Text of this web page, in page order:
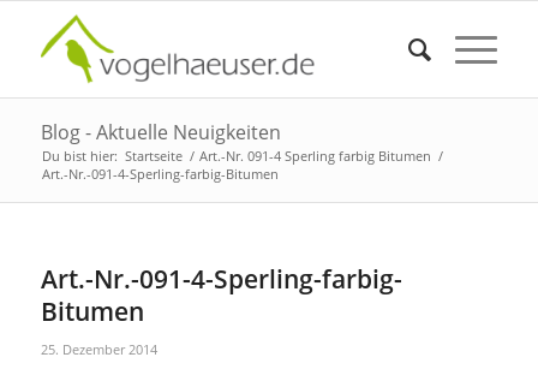
Blog - Aktuelle Neuigkeiten
Du bist hier: Startseite / Art.-Nr. 091-4 Sperling farbig Bitumen /
Art.-Nr.-091-4-Sperling-farbig-Bitumen
Art.-Nr.-091-4-Sperling-farbig-
Bitumen
25. Dezember 2014